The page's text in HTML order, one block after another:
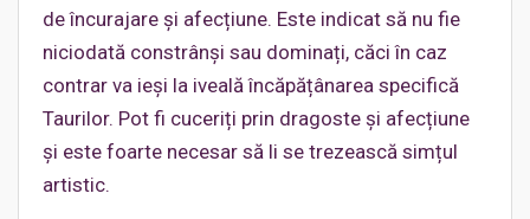
de încurajare și afecțiune. Este indicat să nu fie
niciodată constrânși sau dominați, căci în caz
contrar va ieși la iveală încăpățânarea specifică
Taurilor. Pot fi cuceriți prin dragoste şi afecțiune
și este foarte necesar să li se trezească simțul
artistic.